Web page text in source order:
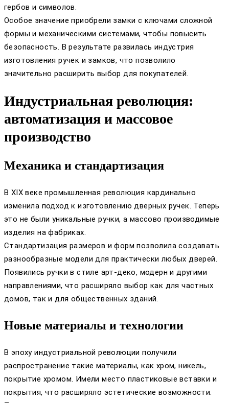
гербов и символов.
Особое значение приобрели замки с ключами сложной
формы и механическими системами, чтобы повысить
безопасность. В результате развилась индустрия
изготовления ручек и замков, что позволило
значительно расширить выбор для покупателей.
Индустриальная революция:
автоматизация и массовое
производство
Механика и стандартизация
В XIX веке промышленная революция кардинально
изменила подход к изготовлению дверных ручек. Теперь
это не были уникальные ручки, а массово производимые
изделия на фабриках.
Стандартизация размеров и форм позволила создавать
разнообразные модели для практически любых дверей.
Появились ручки в стиле арт-деко, модерн и другими
направлениями, что расширяло выбор как для частных
домов, так и для общественных зданий.
Новые материалы и технологии
В эпоху индустриальной революции получили
распространение такие материалы, как хром, никель,
покрытие хромом. Имели место пластиковые вставки и
покрытия, что расширяло эстетические возможности.